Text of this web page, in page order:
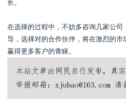
长。
在选择的过程中，不妨多咨询几家公
导，选择对的合作伙伴，将在激烈的
赢得更多客户的青睐。